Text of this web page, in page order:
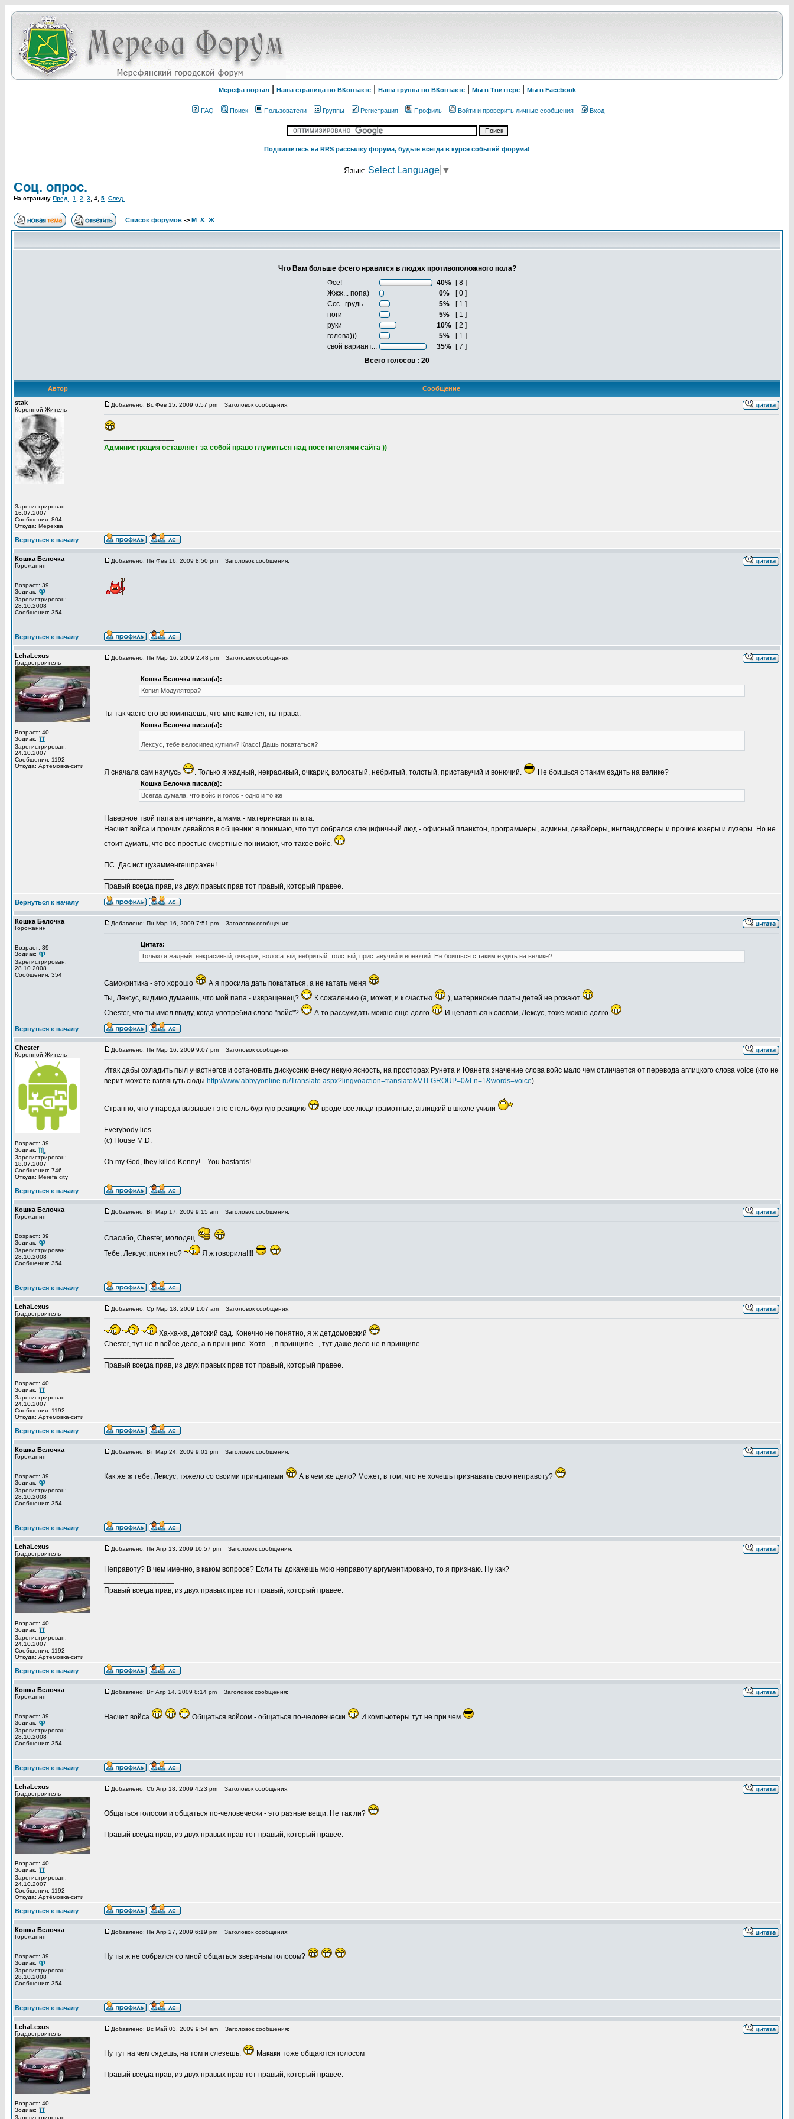
Мерефа портал| Наша страница во ВКонтакте| Наша группа во ВКонтакте| Мы в Твиттере| Мы в Facebook
FAQ Поиск Пользователи Группы Регистрация Профиль Войти и проверить личные сообщения Вход
Подпишитесь на RRS рассылку форума, будьте всегда в курсе событий форума!
Язык: Select Language ▼
Соц. опрос.
На страницу Пред. 1 2 3 4 5 След.
Список форумов -> М_&_Ж
Что Вам больше фсего нравится в людях противоположного пола?
Фсе!
40%
[ 8 ]
Жжж... попа)
0%
[ 0 ]
Ссс...грудь
5%
[ 1 ]
ноги
5%
[ 1 ]
руки
10%
[ 2 ]
голова)))
5%
[ 1 ]
свой вариант...
35%
[ 7 ]
Всего голосов : 20
Автор
Сообщение
stak
Коренной Житель
Зарегистрирован:
16.07.2007
Сообщения: 804
Откуда: Мерехва
Добавлено: Вс Фев 15, 2009 6:57 pm Заголовок сообщения:
Администрация оставляет за собой право глумиться над посетителями сайта ))
Вернуться к началу
Кошка Белочка
Горожанин
Возраст: 39
Зодиак:
Зарегистрирован:
28.10.2008
Сообщения: 354
Добавлено: Пн Фев 16, 2009 8:50 pm Заголовок сообщения:
Вернуться к началу
LehaLexus
Градостроитель
Возраст: 40
Зодиак:
Зарегистрирован:
24.10.2007
Сообщения: 1192
Откуда: Артёмовка-сити
Добавлено: Пн Мар 16, 2009 2:48 pm Заголовок сообщения:
Кошка Белочка писал(а):
Копия Модулятора?
Ты так часто его вспоминаешь, что мне кажется, ты права.
Кошка Белочка писал(а):
Лексус, тебе велосипед купили? Класс! Дашь покататься?
Я сначала сам научусь . Только я жадный, некрасивый, очкарик, волосатый, небритый, толстый, приставучий и вонючий. Не боишься с таким ездить на велике?
Кошка Белочка писал(а):
Всегда думала, что войс и голос - одно и то же
Наверное твой папа англичанин, а мама - материнская плата.
Насчет войса и прочих девайсов в общении: я понимаю, что тут собрался специфичный люд - офисный планктон, программеры, админы, девайсеры, ингландловеры и прочие юзеры и лузеры. Но не
стоит думать, что все простые смертные понимают, что такое войс.
ПС. Дас ист цузамменгешпрахен!
Правый всегда прав, из двух правых прав тот правый, который правее.
Вернуться к началу
Кошка Белочка
Горожанин
Возраст: 39
Зодиак:
Зарегистрирован:
28.10.2008
Сообщения: 354
Добавлено: Пн Мар 16, 2009 7:51 pm Заголовок сообщения:
Цитата:
Только я жадный, некрасивый, очкарик, волосатый, небритый, толстый, приставучий и вонючий. Не боишься с таким ездить на велике?
Самокритика - это хорошо
А я просила дать покататься, а не катать меня
Ты, Лексус, видимо думаешь, что мой папа - извращенец?
К сожалению (а, может, и к счастью
), материнские платы детей не рожают
Chester, что ты имел ввиду, когда употребил слово "войс"?
А то рассуждать можно еще долго И цепляться к словам, Лексус, тоже можно долго
Вернуться к началу
Chester
Коренной Житель
Возраст: 39
Зодиак:
Зарегистрирован:
18.07.2007
Сообщения: 746
Откуда: Merefa city
Добавлено: Пн Мар 16, 2009 9:07 pm Заголовок сообщения:
Итак дабы охладить пыл участнегов и остановить дискуссию внесу некую ясность, на просторах Рунета и Юанета значение слова войс мало чем отличается от перевода аглицкого слова voice (кто не
верит можете взглянуть сюды http://www.abbyyonline.ru/Translate.aspx?lingvoaction=translate&VTI-GROUP=0&Ln=1&words=voice)
Странно, что у народа вызывает это столь бурную реакцию
вроде все люди грамотные, аглицкий в школе учили
Everybody lies...
(с) House M.D.
Oh my God, they killed Kenny! ...You bastards!
Вернуться к началу
Кошка Белочка
Горожанин
Возраст: 39
Зодиак:
Зарегистрирован:
28.10.2008
Сообщения: 354
Добавлено: Вт Мар 17, 2009 9:15 am Заголовок сообщения:
Спасибо, Chester, молодец
Тебе, Лексус, понятно?
Я ж говорила!!!!
Вернуться к началу
LehaLexus
Градостроитель
Возраст: 40
Зодиак:
Зарегистрирован:
24.10.2007
Сообщения: 1192
Откуда: Артёмовка-сити
Добавлено: Ср Мар 18, 2009 1:07 am Заголовок сообщения:
Ха-ха-ха, детский сад. Конечно не понятно, я ж детдомовский
Chester, тут не в войсе дело, а в принципе. Хотя..., в принципе..., тут даже дело не в принципе...
Правый всегда прав, из двух правых прав тот правый, который правее.
Вернуться к началу
Кошка Белочка
Горожанин
Возраст: 39
Зодиак:
Зарегистрирован:
28.10.2008
Сообщения: 354
Добавлено: Вт Мар 24, 2009 9:01 pm Заголовок сообщения:
Как же ж тебе, Лексус, тяжело со своими принципами А в чем же дело? Может, в том, что не хочешь признавать свою неправоту?
Вернуться к началу
LehaLexus
Градостроитель
Возраст: 40
Зодиак:
Зарегистрирован:
24.10.2007
Сообщения: 1192
Откуда: Артёмовка-сити
Добавлено: Пн Апр 13, 2009 10:57 pm Заголовок сообщения:
Неправоту? В чем именно, в каком вопросе? Если ты докажешь мою неправоту аргументировано, то я признаю. Ну как?
Правый всегда прав, из двух правых прав тот правый, который правее.
Вернуться к началу
Кошка Белочка
Горожанин
Возраст: 39
Зодиак:
Зарегистрирован:
28.10.2008
Сообщения: 354
Добавлено: Вт Апр 14, 2009 8:14 pm Заголовок сообщения:
Насчет войса Общаться войсом - общаться по-человечески И компьютеры тут не при чем
Вернуться к началу
LehaLexus
Градостроитель
Возраст: 40
Зодиак:
Зарегистрирован:
24.10.2007
Сообщения: 1192
Откуда: Артёмовка-сити
Добавлено: Сб Апр 18, 2009 4:23 pm Заголовок сообщения:
Общаться голосом и общаться по-человечески - это разные вещи. Не так ли?
Правый всегда прав, из двух правых прав тот правый, который правее.
Вернуться к началу
Кошка Белочка
Горожанин
Возраст: 39
Зодиак:
Зарегистрирован:
28.10.2008
Сообщения: 354
Добавлено: Пн Апр 27, 2009 6:19 pm Заголовок сообщения:
Ну ты ж не собрался со мной общаться звериным голосом?
Вернуться к началу
LehaLexus
Градостроитель
Возраст: 40
Зодиак:
Зарегистрирован:
Добавлено: Вс Май 03, 2009 9:54 am Заголовок сообщения:
Ну тут на чем сядешь, на том и слезешь.
Макаки тоже общаются голосом
Правый всегда прав, из двух правых прав тот правый, который правее.